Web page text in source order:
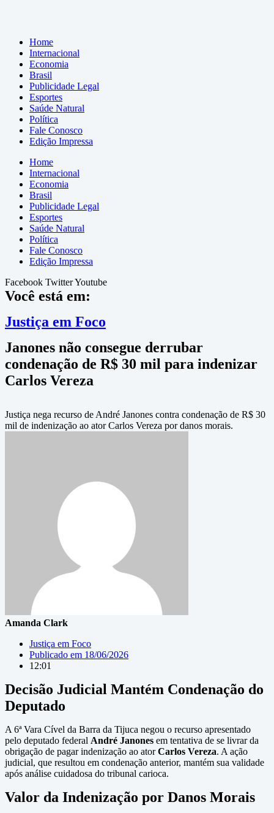
Home
Internacional
Economia
Brasil
Publicidade Legal
Esportes
Saúde Natural
Política
Fale Conosco
Edição Impressa
Home
Internacional
Economia
Brasil
Publicidade Legal
Esportes
Saúde Natural
Política
Fale Conosco
Edição Impressa
Facebook TwitterYoutube
Você está em:
Justiça em Foco
Janones não consegue derrubar
condenação de R$ 30 mil para indenizar
Carlos Vereza
Justiça nega recurso de André Janones contra condenação de R$ 30
mil de indenização ao ator Carlos Vereza por danos morais.
Amanda Clark
Justiça em Foco
Publicado em 18/06/2026
12:01
Decisão Judicial Mantém Condenação do
Deputado
A 6ª Vara Cível da Barra da Tijuca negou o recurso apresentado
pelo deputado federal André Janones em tentativa de se livrar da
obrigação de pagar indenização ao atorCarlos Vereza. A ação
judicial, que resultou em condenação anterior, mantém sua validade
após análise cuidadosa do tribunal carioca.
Valor da Indenização por Danos Morais